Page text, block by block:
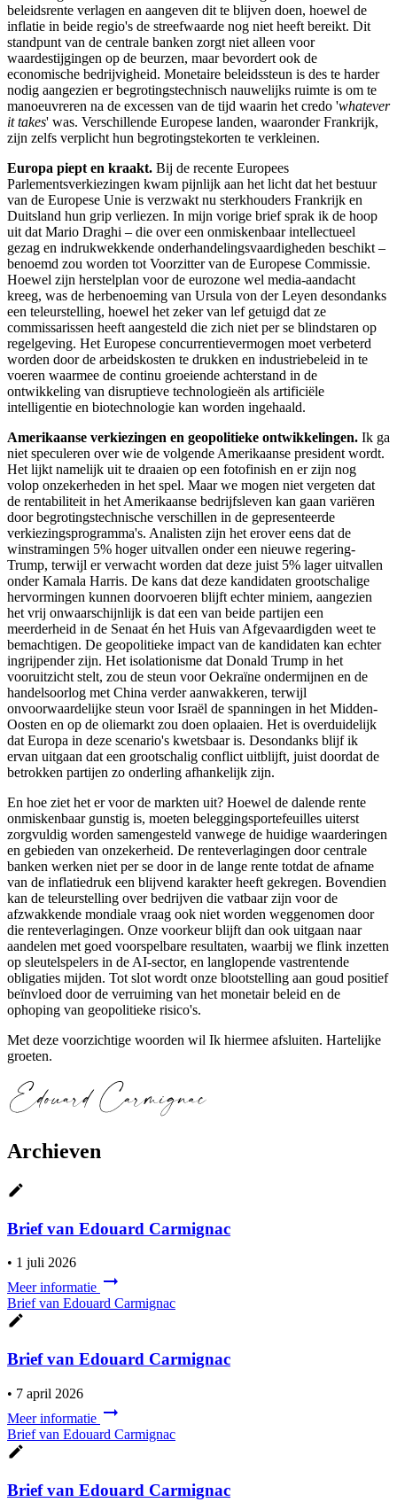
beleidsrente verlagen en aangeven dit te blijven doen, hoewel de
inflatie in beide regio's de streefwaarde nog niet heeft bereikt. Dit
standpunt van de centrale banken zorgt niet alleen voor
waardestijgingen op de beurzen, maar bevordert ook de
economische bedrijvigheid. Monetaire beleidssteun is des te harder
nodig aangezien er begrotingstechnisch nauwelijks ruimte is om te
manoeuvreren na de excessen van de tijd waarin het credo 'whatever
it takes' was. Verschillende Europese landen, waaronder Frankrijk,
zijn zelfs verplicht hun begrotingstekorten te verkleinen.
Europa piept en kraakt. Bij de recente Europees
Parlementsverkiezingen kwam pijnlijk aan het licht dat het bestuur
van de Europese Unie is verzwakt nu sterkhouders Frankrijk en
Duitsland hun grip verliezen. In mijn vorige brief sprak ik de hoop
uit dat Mario Draghi – die over een onmiskenbaar intellectueel
gezag en indrukwekkende onderhandelingsvaardigheden beschikt –
benoemd zou worden tot Voorzitter van de Europese Commissie.
Hoewel zijn herstelplan voor de eurozone wel media-aandacht
kreeg, was de herbenoeming van Ursula von der Leyen desondanks
een teleurstelling, hoewel het zeker van lef getuigd dat ze
commissarissen heeft aangesteld die zich niet per se blindstaren op
regelgeving. Het Europese concurrentievermogen moet verbeterd
worden door de arbeidskosten te drukken en industriebeleid in te
voeren waarmee de continu groeiende achterstand in de
ontwikkeling van disruptieve technologieën als artificiële
intelligentie en biotechnologie kan worden ingehaald.
Amerikaanse verkiezingen en geopolitieke ontwikkelingen. Ik ga
niet speculeren over wie de volgende Amerikaanse president wordt.
Het lijkt namelijk uit te draaien op een fotofinish en er zijn nog
volop onzekerheden in het spel. Maar we mogen niet vergeten dat
de rentabiliteit in het Amerikaanse bedrijfsleven kan gaan variëren
door begrotingstechnische verschillen in de gepresenteerde
verkiezingsprogramma's. Analisten zijn het erover eens dat de
winstramingen 5% hoger uitvallen onder een nieuwe regering-
Trump, terwijl er verwacht worden dat deze juist 5% lager uitvallen
onder Kamala Harris. De kans dat deze kandidaten grootschalige
hervormingen kunnen doorvoeren blijft echter miniem, aangezien
het vrij onwaarschijnlijk is dat een van beide partijen een
meerderheid in de Senaat én het Huis van Afgevaardigden weet te
bemachtigen. De geopolitieke impact van de kandidaten kan echter
ingrijpender zijn. Het isolationisme dat Donald Trump in het
vooruitzicht stelt, zou de steun voor Oekraïne ondermijnen en de
handelsoorlog met China verder aanwakkeren, terwijl
onvoorwaardelijke steun voor Israël de spanningen in het Midden-
Oosten en op de oliemarkt zou doen oplaaien. Het is overduidelijk
dat Europa in deze scenario's kwetsbaar is. Desondanks blijf ik
ervan uitgaan dat een grootschalig conflict uitblijft, juist doordat de
betrokken partijen zo onderling afhankelijk zijn.
En hoe ziet het er voor de markten uit? Hoewel de dalende rente
onmiskenbaar gunstig is, moeten beleggingsportefeuilles uiterst
zorgvuldig worden samengesteld vanwege de huidige waarderingen
en gebieden van onzekerheid. De renteverlagingen door centrale
banken werken niet per se door in de lange rente totdat de afname
van de inflatiedruk een blijvend karakter heeft gekregen. Bovendien
kan de teleurstelling over bedrijven die vatbaar zijn voor de
afzwakkende mondiale vraag ook niet worden weggenomen door
die renteverlagingen. Onze voorkeur blijft dan ook uitgaan naar
aandelen met goed voorspelbare resultaten, waarbij we flink inzetten
op sleutelspelers in de AI-sector, en langlopende vastrentende
obligaties mijden. Tot slot wordt onze blootstelling aan goud positief
beïnvloed door de verruiming van het monetair beleid en de
ophoping van geopolitieke risico's.
Met deze voorzichtige woorden wil Ik hiermee afsluiten. Hartelijke
groeten.
Archieven
Brief van Edouard Carmignac
• 1 juli 2026
Meer informatie
Brief van Edouard Carmignac
Brief van Edouard Carmignac
• 7 april 2026
Meer informatie
Brief van Edouard Carmignac
Brief van Edouard Carmignac